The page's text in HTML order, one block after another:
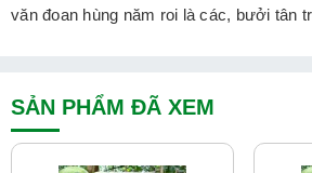
văn đoan hùng năm roi là các, bưởi tân
SẢN PHẨM ĐÃ XEM